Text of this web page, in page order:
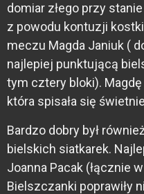
domiar złego przy
z powodu kontuzji
meczu Magda Janiuk (
najlepiej punktującą
tym cztery bloki). Magdę
która spisała się
Bardzo dobry był
bielskich siatkarek.
Joanna Pacak (łącznie
Bielszczanki poprawiły